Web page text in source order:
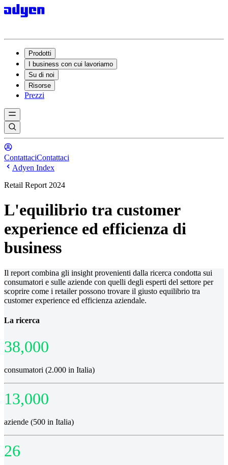
Prodotti
I business con cui lavoriamo
Su di noi
Risorse
Prezzi
ContattaciContattaci
Adyen Index
Retail Report 2024
L'equilibrio tra customer
experience ed efficienza di
business
Il report combina gli insight provenienti dalla ricerca condotta sui
consumatori e sulle aziende con quelli degli esperti del settore per
scoprire come i retailer possono trovare il giusto equilibrio tra
customer experience ed efficienza aziendale.
La ricerca
38,000
consumatori (2.000 in Italia)
13,000
aziende (500 in Italia)
26